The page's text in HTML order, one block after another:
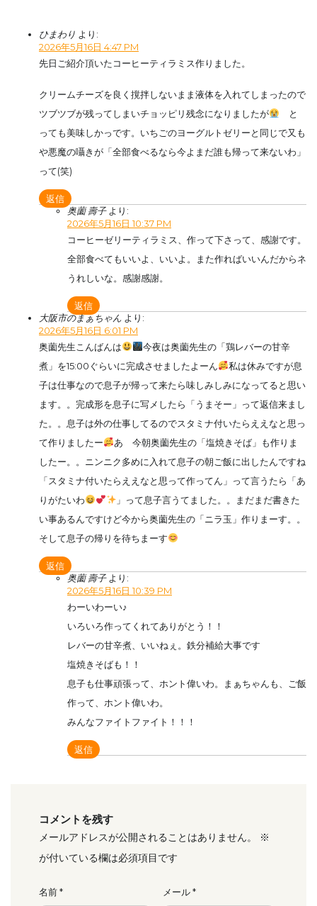
ひまわり より:
2026年5月16日 4:47 PM
先日ご紹介頂いたコーヒーティラミス作りました。
クリームチーズを良く撹拌しないまま液体を入れてしまったので
ツブツブが残ってしまいチョッピリ残念になりましたが
と
っても美味しかっです。いちごのヨーグルトゼリーと同じで又も
や悪魔の囁きが「全部食べるなら今よまだ誰も帰って来ないわ」
って(笑)
返信
奥薗 壽子 より:
2026年5月16日 10:37 PM
コーヒーゼリーティラミス、作って下さって、感謝です。
全部食べてもいいよ、いいよ。また作ればいいんだからネ
うれしいな。感謝感謝。
返信
大阪市のまぁちゃん より:
2026年5月16日 6:01 PM
奥薗先生こんばんは
今夜は奥薗先生の「鶏レバーの甘辛
煮」を15:00ぐらいに完成させましたよーん
私は休みですが息
子は仕事なので息子が帰って来たら味しみしみになってると思い
ます。。完成形を息子に写メしたら「うまそー」って返信来まし
た。。息子は外の仕事してるのでスタミナ付いたらええなと思っ
て作りましたー
あ 今朝奥薗先生の「塩焼きそば」も作りま
したー。。ニンニク多めに入れて息子の朝ご飯に出したんですね
「スタミナ付いたらええなと思って作ってん」って言うたら「あ
りがたいわ
」って息子言うてました。。まだまだ書きた
い事あるんですけど今から奥薗先生の「ニラ玉」作りまーす。。
そして息子の帰りを待ちまーす
返信
奥薗 壽子 より:
2026年5月16日 10:39 PM
わーいわーい♪
いろいろ作ってくれてありがとう！！
レバーの甘辛煮、いいねぇ。鉄分補給大事です
塩焼きそばも！！
息子も仕事頑張って、ホント偉いわ。まぁちゃんも、ご飯
作って、ホント偉いわ。
みんなファイトファイト！！！
返信
コメントを残す
メールアドレスが公開されることはありません。
※
が付いている欄は必須項目です
名前* メール*